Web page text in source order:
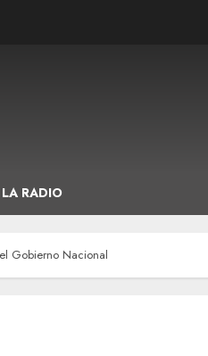
LA RADIO
Gobierno Nacional